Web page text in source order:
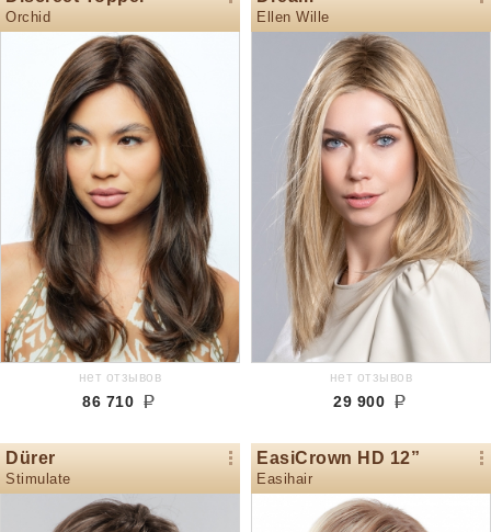
Orchid
нет отзывов
86 710
Ellen Wille
нет отзывов
29 900
Dürer
Stimulate
EasiCrown HD 12”
Easihair